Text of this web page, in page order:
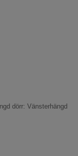
dörr: Vänsterhängd